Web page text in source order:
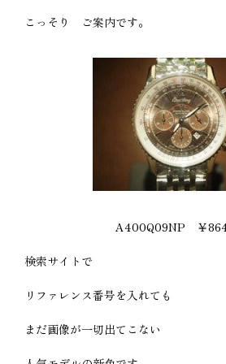
こっそり ご案内です。
A400Q09NP ￥864,000
検索サイトで
リファレンス番号を入れても
まだ画像が一切出てこない